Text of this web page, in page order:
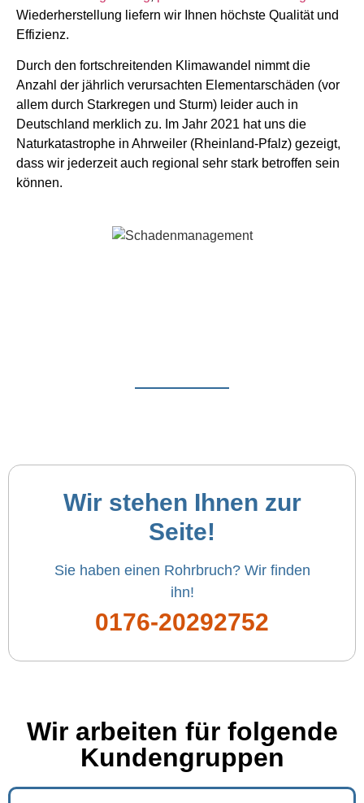
Wiederherstellung liefern wir Ihnen höchste Qualität und
Effizienz.
Durch den fortschreitenden Klimawandel nimmt die
Anzahl der jährlich verursachten Elementarschäden (vor
allem durch Starkregen und Sturm) leider auch in
Deutschland merklich zu. Im Jahr 2021 hat uns die
Naturkatastrophe in Ahrweiler (Rheinland-Pfalz) gezeigt,
dass wir jederzeit auch regional sehr stark betroffen sein
können.
Wir stehen Ihnen zur
Seite!
Sie haben einen Rohrbruch? Wir finden
ihn!
0176-20292752
Wir arbeiten für folgende
Kundengruppen